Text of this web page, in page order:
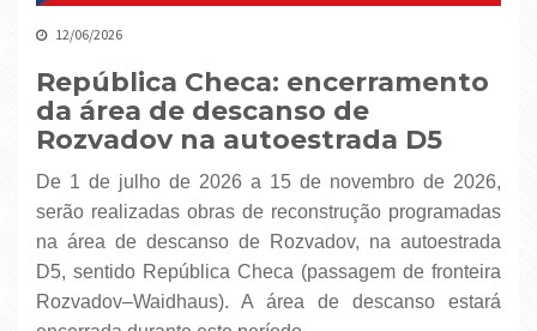
12/06/2026
República Checa: encerramento
da área de descanso de
Rozvadov na autoestrada D5
De 1 de julho de 2026 a 15 de novembro de 2026,
serão realizadas obras de reconstrução programadas
na área de descanso de Rozvadov, na autoestrada
D5, sentido República Checa (passagem de fronteira
Rozvadov–Waidhaus). A área de descanso estará